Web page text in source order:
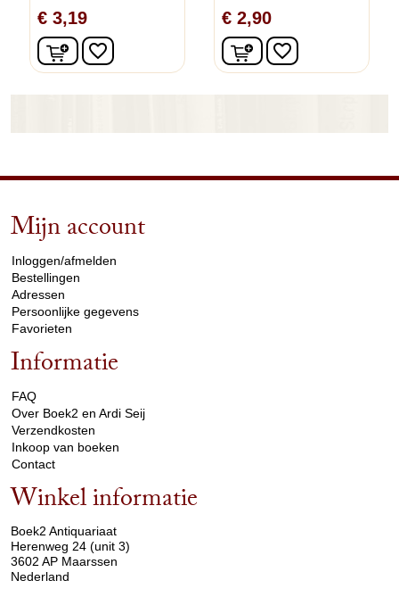
€ 3,19
In winkelwagen
favorite_border
€ 2,90
In winkelwagen
favorite_border
Mijn account
Inloggen/afmelden
Bestellingen
Adressen
Persoonlijke gegevens
Favorieten
Informatie
FAQ
Over Boek2 en Ardi Seij
Verzendkosten
Inkoop van boeken
Contact
Winkel informatie
Boek2 Antiquariaat
Herenweg 24 (unit 3)
3602 AP Maarssen
Nederland